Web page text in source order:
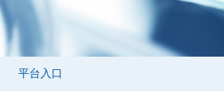
平台入口